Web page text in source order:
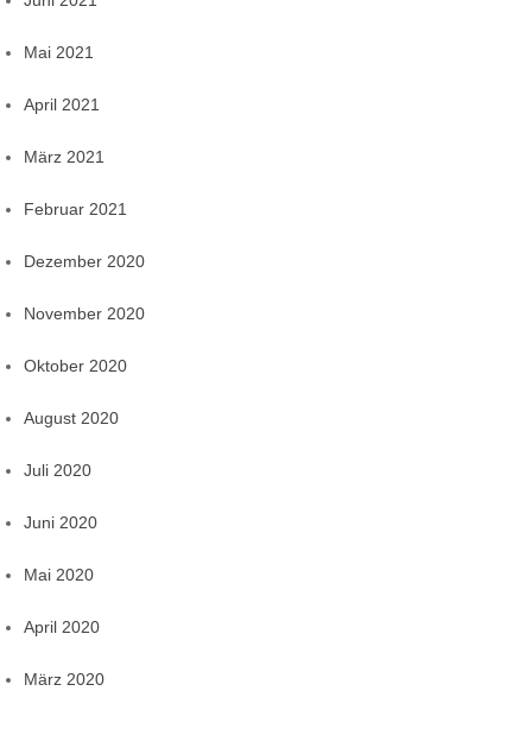
Mai 2021
April 2021
März 2021
Februar 2021
Dezember 2020
November 2020
Oktober 2020
August 2020
Juli 2020
Juni 2020
Mai 2020
April 2020
März 2020